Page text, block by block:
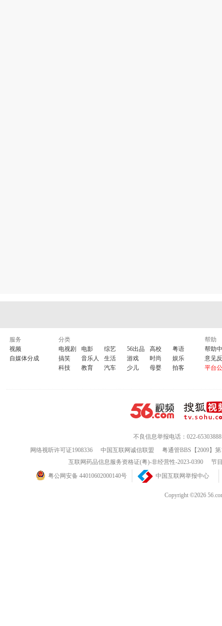
服务
视频
自媒体分成
分类
电视剧
电影 综艺 56出品 高校
粤语
搞笑
音乐人 生活 游戏 时尚
娱乐
科技
教育 汽车 少儿 母婴 拍客
帮助
帮助
意见
平台
不良信息举报电话：022-65303888
网络视听许可证1908336
中国互联网诚信联盟
粤通管BBS【2009】
互联网药品信息服务资格证(粤)-非经营性-2023-0390
节
粤公网安备 44010602000140号
中国互联网举报中心
Copyright ©2026